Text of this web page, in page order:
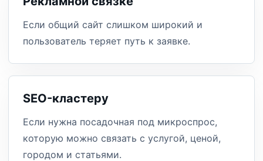
Если общий сайт слишком широкий и
пользователь теряет путь к заявке.
SEO-кластеру
Если нужна посадочная под микроспрос,
которую можно связать с услугой, ценой,
городом и статьями.